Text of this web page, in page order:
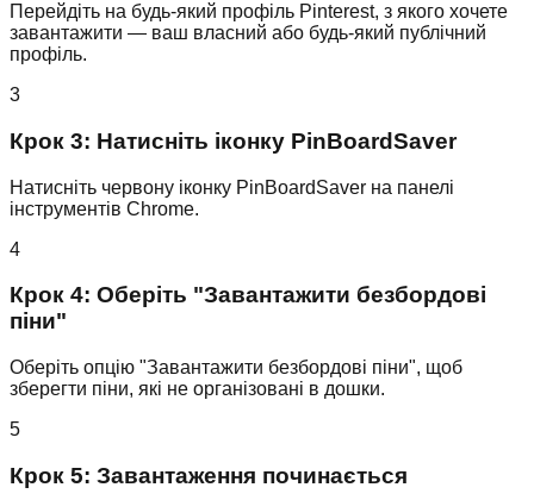
Перейдіть на будь-який профіль Pinterest, з якого хочете
завантажити — ваш власний або будь-який публічний
профіль.
3
Крок 3: Натисніть іконку PinBoardSaver
Натисніть червону іконку PinBoardSaver на панелі
інструментів Chrome.
4
Крок 4: Оберіть "Завантажити безбордові
піни"
Оберіть опцію "Завантажити безбордові піни", щоб
зберегти піни, які не організовані в дошки.
5
Крок 5: Завантаження починається